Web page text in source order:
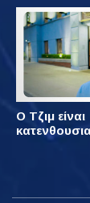
Ο Τζιμ είναι